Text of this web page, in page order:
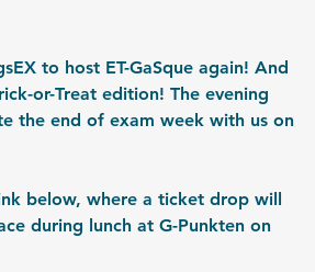
to host ET-GaSque again! And
or-Treat edition! The evening
the end of exam week with us on
below, where a ticket drop will
during lunch at G-Punkten on